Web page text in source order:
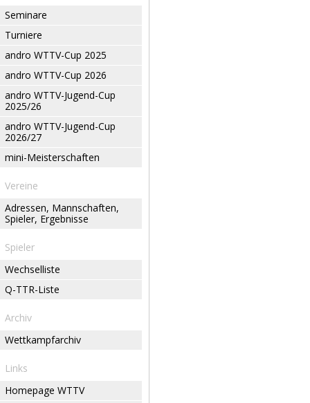
Seminare
Turniere
andro WTTV-Cup 2025
andro WTTV-Cup 2026
andro WTTV-Jugend-Cup
2025/26
andro WTTV-Jugend-Cup
2026/27
mini-Meisterschaften
Vereine
Adressen, Mannschaften,
Spieler, Ergebnisse
Spieler
Wechselliste
Q-TTR-Liste
Archiv
Wettkampfarchiv
Links
Homepage WTTV